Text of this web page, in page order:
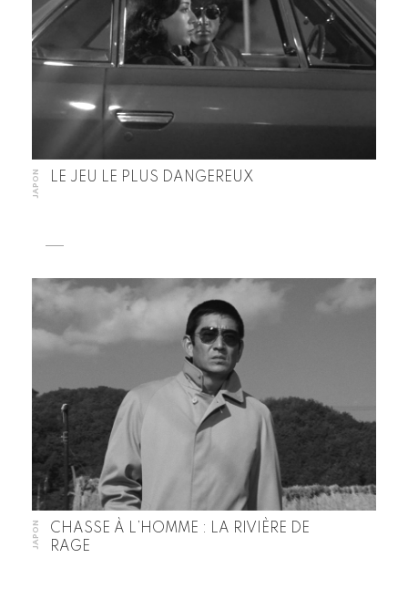
JAPON LE JEU LE PLUS DANGEREUX
JAPON
CHASSE À L’HOMME : LA RIVIÈRE DE
RAGE